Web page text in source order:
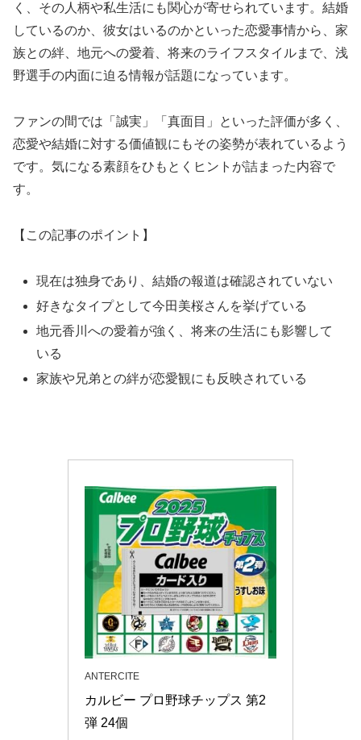
く、その人柄や私生活にも関心が寄せられています。結婚
しているのか、彼女はいるのかといった恋愛事情から、家
族との絆、地元への愛着、将来のライフスタイルまで、浅
野選手の内面に迫る情報が話題になっています。
ファンの間では「誠実」「真面目」といった評価が多く、
恋愛や結婚に対する価値観にもその姿勢が表れているよう
です。気になる素顔をひもとくヒントが詰まった内容で
す。
【この記事のポイント】
現在は独身であり、結婚の報道は確認されていない
好きなタイプとして今田美桜さんを挙げている
地元香川への愛着が強く、将来の生活にも影響して
いる
家族や兄弟との絆が恋愛観にも反映されている
ANTERCITE
カルビー プロ野球チップス 第2
弾 24個